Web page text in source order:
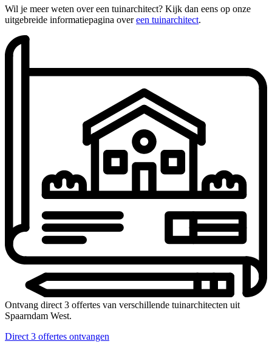
Wil je meer weten over een tuinarchitect? Kijk dan eens op onze
uitgebreide informatiepagina overeen tuinarchitect.
Ontvang direct 3 offertes van verschillende tuinarchitecten uit
Spaarndam West.
Direct 3 offertes ontvangen